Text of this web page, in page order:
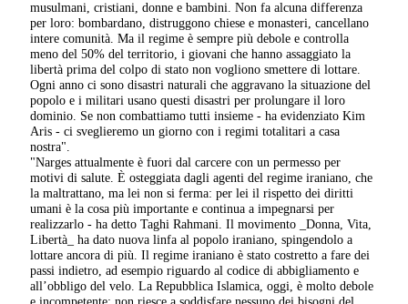
musulmani, cristiani, donne e bambini. Non fa alcuna differenza
per loro: bombardano, distruggono chiese e monasteri, cancellano
intere comunità. Ma il regime è sempre più debole e controlla
meno del 50% del territorio, i giovani che hanno assaggiato la
libertà prima del colpo di stato non vogliono smettere di lottare.
Ogni anno ci sono disastri naturali che aggravano la situazione del
popolo e i militari usano questi disastri per prolungare il loro
dominio. Se non combattiamo tutti insieme - ha evidenziato Kim
Aris - ci sveglieremo un giorno con i regimi totalitari a casa
nostra".
"Narges attualmente è fuori dal carcere con un permesso per
motivi di salute. È osteggiata dagli agenti del regime iraniano, che
la maltrattano, ma lei non si ferma: per lei il rispetto dei diritti
umani è la cosa più importante e continua a impegnarsi per
realizzarlo - ha detto Taghi Rahmani. Il movimento _Donna, Vita,
Libertà_ ha dato nuova linfa al popolo iraniano, spingendolo a
lottare ancora di più. Il regime iraniano è stato costretto a fare dei
passi indietro, ad esempio riguardo al codice di abbigliamento e
all’obbligo del velo. La Repubblica Islamica, oggi, è molto debole